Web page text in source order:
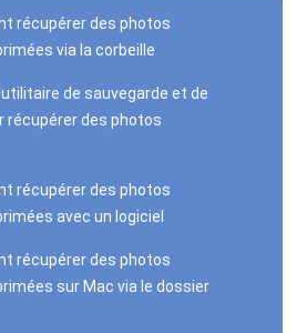
récupérer des photos
via la corbeille
de sauvegarde et de
récupérer des photos
récupérer des photos
avec un logiciel
récupérer des photos
sur Mac via le dossier